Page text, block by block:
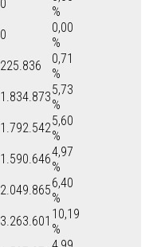
0
%
0
0,00
%
225.836
0,71
%
1.834.8735,73
%
1.792.5425,60
%
1.590.6464,97
%
2.049.8656,40
%
3.263.601 10,19
%